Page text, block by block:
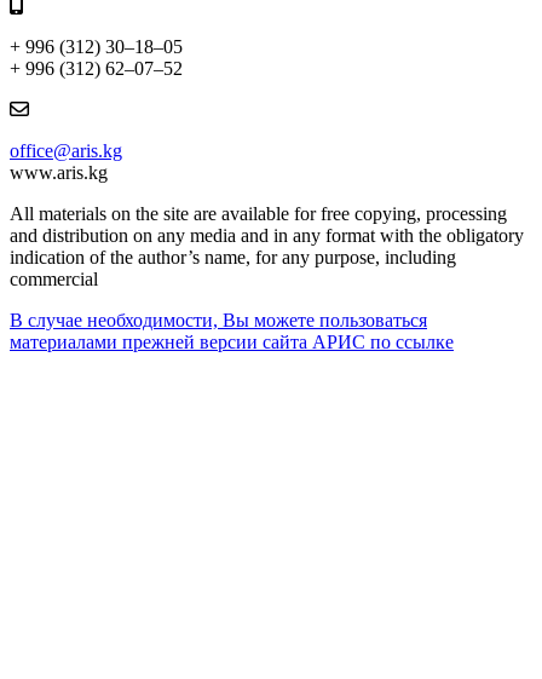
+ 996 (312) 30–18–05
+ 996 (312) 62–07–52
office@aris.kg
www.aris.kg
All materials on the site are available for free copying, processing
and distribution on any media and in any format with the obligatory
indication of the author’s name, for any purpose, including
commercial
В случае необходимости, Вы можете пользоваться
материалами прежней версии сайта АРИС по ссылке